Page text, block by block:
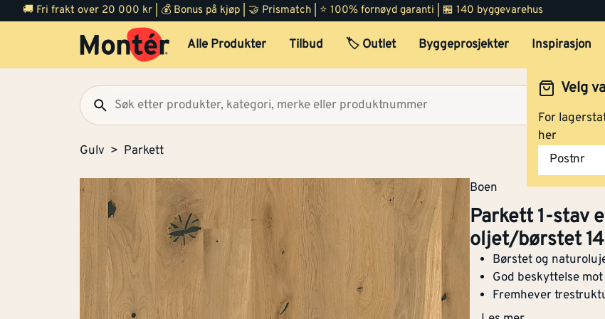
🚚 Fri frakt over 20 000 kr | 💰 Bonus på kjøp | 🤝 Prismatch | ⭐ 100% fornøyd garanti | 🏪 140 byggevarehus
Alle Produkter Tilbud 🏷️ Outlet Byggeprosjekter Inspirasjon
Velg
For
her
Postnr
Gulv Parkett
Boen
Parkett 1-stav
oljet/børstet
Børstet og
God beskyttelse
Fremhever
oljet/børstet
Parkett 1-stav eik
oljet/børstet
Parkett 1-stav eik
oljet/børstet
Parkett 1-stav eik
espressivo oljet/
14x138x2200mm
Børstet overflate
[mm]
Varmeled
ningsevn
e i
henhold
til EN
12664
[w/(m.k)]
Kli